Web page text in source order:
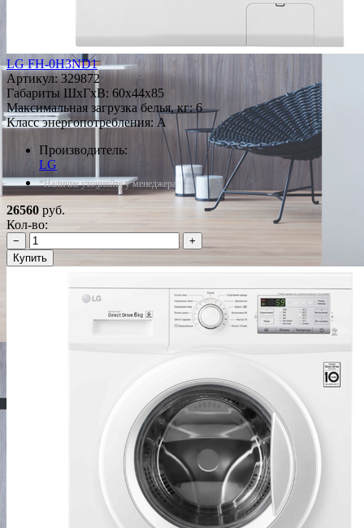
LG FH-0H3ND1
Артикул:329872
Габариты ШxГxВ: 60x44x85
Максимальная загрузка белья, кг: 6
Класс энергопотребления: A
Производитель:
LG
*Наличие уточняйте у менеджера
26560 руб.
Кол-во:
−
+
Купить